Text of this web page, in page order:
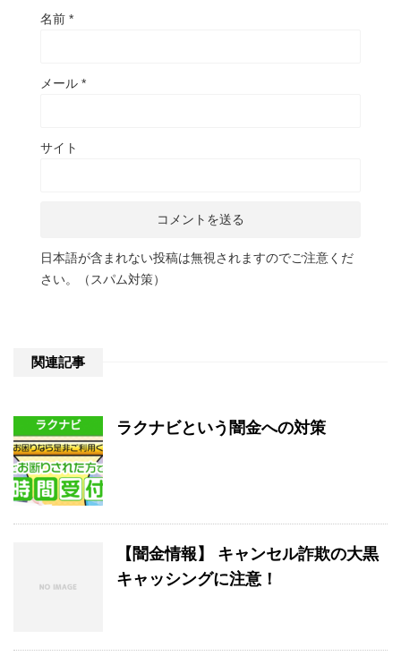
名前 *
メール *
サイト
日本語が含まれない投稿は無視されますのでご注意くだ
さい。（スパム対策）
関連記事
ラクナビという闇金への対策
【闇金情報】 キャンセル詐欺の大黒
キャッシングに注意！